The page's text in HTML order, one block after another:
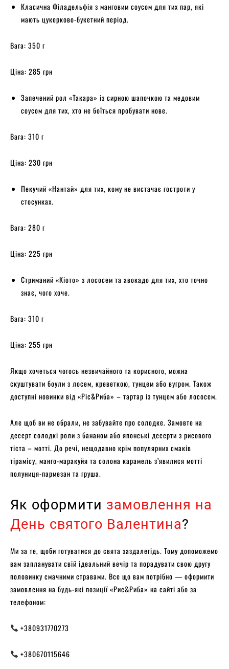
Класична Філадельфія з манговим соусом для тих пар, які
мають цукерково-букетний період.
Вага: 350 г
Ціна: 285 грн
Запечений рол «Такара» із сирною шапочкою та медовим
соусом для тих, хто не боїться пробувати нове.
Вага: 310 г
Ціна: 230 грн
Пекучий «Нантай» для тих, кому не вистачає гостроти у
стосунках.
Вага: 280 г
Ціна: 225 грн
Стриманий «Кіото» з лососем та авокадо для тих, хто точно
знає, чого хоче.
Вага: 310 г
Ціна: 255 грн
Якщо хочеться чогось незвичайного та корисного, можна
скуштувати боули з лосем, креветкою, тунцем або вугром. Також
доступні новинки від «Ріс&Риба» – тартар із тунцем або лососем.
Але щоб ви не обрали, не забувайте про солодке. Замовте на
десерт солодкі роли з бананом або японські десерти з рисового
тіста – мотті. До речі, нещодавно крім популярних смаків
тірамісу, манго-маракуйя та солона карамель з’явилися мотті
полуниця-пармезан та груша.
Як оформити замовлення на
День святого Валентина?
Ми за те, щоби готуватися до свята заздалегідь. Тому допоможемо
вам запланувати свій ідеальний вечір та порадувати свою другу
половинку смачними стравами. Все що вам потрібно — оформити
замовлення на будь-які позиції «Рис&Риба» на сайті або за
телефоном:
+380931770273
+380670115646